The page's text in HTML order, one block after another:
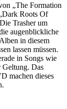
„The Formation
Roots Of
Trasher um
augenblickliche
in diesem
lassen müssen.
in Songs wie
Geltung. Das
machen dieses